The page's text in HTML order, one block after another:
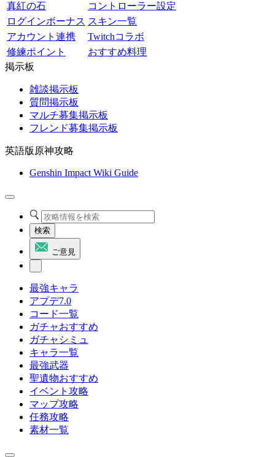
真紅の石
コントローラー設定
ログインボーナス スキン一覧
アカウント連携
Twitchコラボ
修練ポイント
おすすめ料理
掲示板
雑談掲示板
質問掲示板
マルチ募集掲示板
フレンド募集掲示板
英語版原神攻略
Genshin Impact Wiki Guide
検索
ご意見
最強キャラ
アプデ7.0
コード一覧
ガチャおすすめ
ガチャシミュ
キャラ一覧
最強武器
聖遺物おすすめ
イベント攻略
マップ攻略
任務攻略
素材一覧